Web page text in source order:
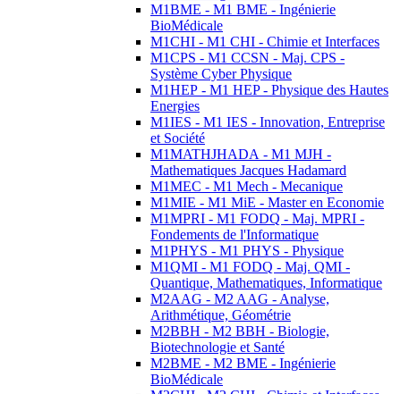
M1BME - M1 BME - Ingénierie
BioMédicale
M1CHI - M1 CHI - Chimie et Interfaces
M1CPS - M1 CCSN - Maj. CPS -
Système Cyber Physique
M1HEP - M1 HEP - Physique des Hautes
Energies
M1IES - M1 IES - Innovation, Entreprise
et Société
M1MATHJHADA - M1 MJH -
Mathematiques Jacques Hadamard
M1MEC - M1 Mech - Mecanique
M1MIE - M1 MiE - Master en Economie
M1MPRI - M1 FODQ - Maj. MPRI -
Fondements de l'Informatique
M1PHYS - M1 PHYS - Physique
M1QMI - M1 FODQ - Maj. QMI -
Quantique, Mathematiques, Informatique
M2AAG - M2 AAG - Analyse,
Arithmétique, Géométrie
M2BBH - M2 BBH - Biologie,
Biotechnologie et Santé
M2BME - M2 BME - Ingénierie
BioMédicale